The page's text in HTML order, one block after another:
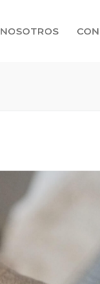
NOSOTROS